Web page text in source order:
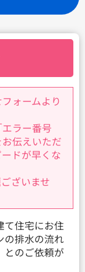
ォームより
ラー番号
お伝えいただ
ドが早くな
ざいませ
て住宅にお住
の排水の流れ
とのご依頼が